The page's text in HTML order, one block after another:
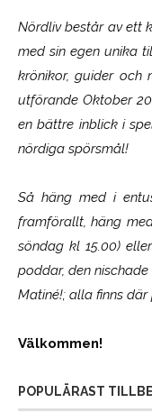
Nördliv består av ett
med sin egen unika
krönikor, guider och
utförande Oktober
en bättre inblick i
nördiga spörsmål!
Så häng med i
framförallt, häng
söndag kl 15.00)
poddar, den
Matiné!; alla finns
Välkommen!
POPULÄRAST